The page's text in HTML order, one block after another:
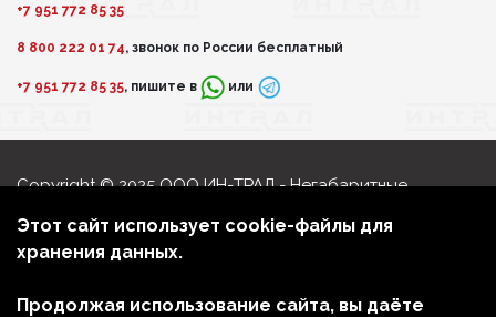
Этот сайт использует cookie-файлы для
хранения данных.
Продолжая использование сайта, вы даёте
+7 951 772 85 35
8 800 222 01 74, звонок по России бесплатный
+7 951 772 85 35, пишите в или
Copyright © 2025 ООО ИН-ТРАЛ - Негабаритные
Политика обработки персональных данных